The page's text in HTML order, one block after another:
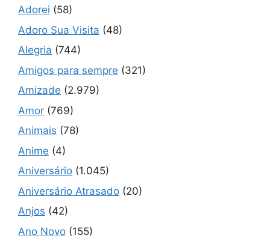
Adorei (58)
Adoro Sua Visita (48)
Alegria (744)
Amigos para sempre (321)
Amizade (2.979)
Amor (769)
Animais (78)
Anime (4)
Aniversário (1.045)
Aniversário Atrasado (20)
Anjos (42)
Ano Novo (155)